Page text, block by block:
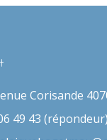
Corisande
49 43 (répondeur)